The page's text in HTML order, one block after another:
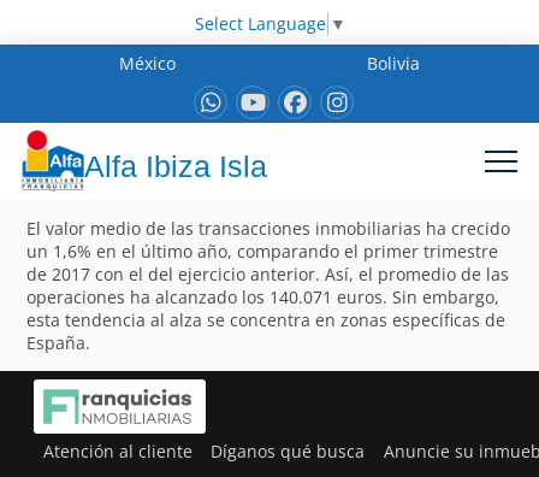
Select Language ▼
México
Bolivia
Alfa Ibiza Isla
El valor medio de las transacciones inmobiliarias ha crecido
un 1,6% en el último año, comparando el primer trimestre
de 2017 con el del ejercicio anterior. Así, el promedio de las
operaciones ha alcanzado los 140.071 euros. Sin embargo,
esta tendencia al alza se concentra en zonas específicas de
España.
Atención al cliente Díganos qué busca Anuncie su